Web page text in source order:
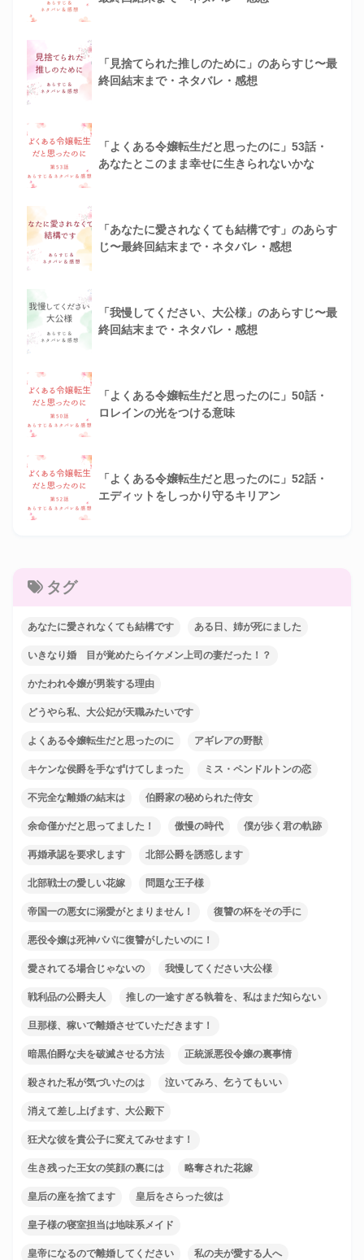
「見捨てられた推しのために」のあらすじ〜最
終回結末まで・ネタバレ・感想
「よくある令嬢転生だと思ったのに」53話・
あなたとこのまま幸せに生きられないかな
「あなたに愛されなくても結構です」のあらす
じ〜最終回結末まで・ネタバレ・感想
「我慢してください、大公様」のあらすじ〜最
終回結末まで・ネタバレ・感想
「よくある令嬢転生だと思ったのに」50話・
ロレインの光をつける意味
「よくある令嬢転生だと思ったのに」52話・
エディットをしっかり守るキリアン
タグ
あなたに愛されなくても結構です ある日、姉が死にました
いきなり婚 目が覚めたらイケメン上司の妻だった！？
かたわれ令嬢が男装する理由
どうやら私、大公妃が天職みたいです
よくある令嬢転生だと思ったのに アギレアの野獣
キケンな侯爵を手なずけてしまった ミス・ペンドルトンの恋
不完全な離婚の結末は 伯爵家の秘められた侍女
余命僅かだと思ってました！ 傲慢の時代 僕が歩く君の軌跡
再婚承認を要求します 北部公爵を誘惑します
北部戦士の愛しい花嫁 問題な王子様
帝国一の悪女に溺愛がとまりません！ 復讐の杯をその手に
悪役令嬢は死神パパに復讐がしたいのに！
愛されてる場合じゃないの 我慢してください大公様
戦利品の公爵夫人 推しの一途すぎる執着を、私はまだ知らない
旦那様、稼いで離婚させていただきます！
暗黒伯爵な夫を破滅させる方法 正統派悪役令嬢の裏事情
殺された私が気づいたのは 泣いてみろ、乞うてもいい
消えて差し上げます、大公殿下
狂犬な彼を貴公子に変えてみせます！
生き残った王女の笑顔の裏には 略奪された花嫁
皇后の座を捨てます 皇后をさらった彼は
皇子様の寝室担当は地味系メイド
皇帝になるので離婚してください 私の夫が愛する人へ